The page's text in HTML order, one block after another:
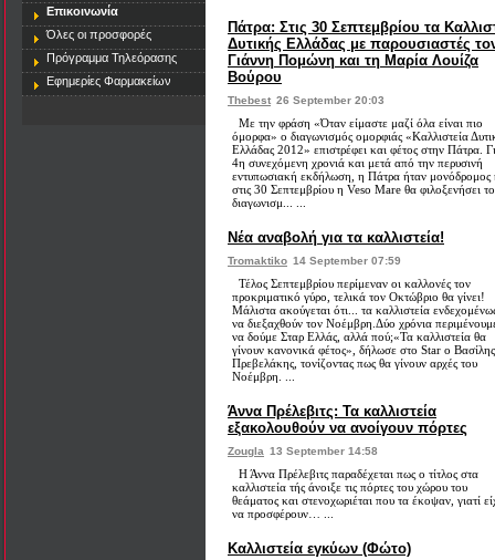
Επικοινωνία
Όλες οι προσφορές
Πρόγραμμα Τηλεόρασης
Εφημερίες Φαρμακείων
Πάτρα: Στις 30 Σεπτεμβρίου τα
Δυτικής Ελλάδας με παρουσιαστές
Γιάννη Πομώνη και τη Μαρία Λουίζα
Βούρου
Thebest 26 September 20:03
Με την φράση «Όταν είμαστε μαζί όλα είναι πιο
όμορφα» ο διαγωνισμός ομορφιάς «Καλλιστεία
Ελλάδας 2012» επιστρέφει και φέτος στην Πάτρα.
4η συνεχόμενη χρονιά και μετά από την περυσινή
εντυπωσιακή εκδήλωση, η Πάτρα ήταν μονόδρομος
στις 30 Σεπτεμβρίου η Veso Mare θα φιλοξενήσει
διαγωνισμ... ...
Νέα αναβολή για τα καλλιστεία!
Tromaktiko 14 September 07:59
Τέλος Σεπτεμβρίου περίμεναν οι καλλονές τον
προκριματικό γύρο, τελικά τον Οκτώβριο θα γίνει!
Μάλιστα ακούγεται ότι... τα καλλιστεία
να διεξαχθούν τον Νοέμβρη.Δύο χρόνια
να δούμε Σταρ Ελλάς, αλλά πού;«Τα καλλιστεία θα
γίνουν κανονικά φέτος», δήλωσε στο Star ο Βασίλης
Πρεβελάκης, τονίζοντας πως θα γίνουν αρχές του
Νοέμβρη. ...
Άννα Πρέλεβιτς: Τα καλλιστεία
εξακολουθούν να ανοίγουν πόρτες
Zougla 13 September 14:58
Η Άννα Πρέλεβιτς παραδέχεται πως ο τίτλος στα
καλλιστεία τής άνοιξε τις πόρτες του χώρου του
θεάματος και στενοχωριέται που τα έκοψαν, γιατί
να προσφέρουν… ...
Καλλιστεία εγκύων (Φώτο)